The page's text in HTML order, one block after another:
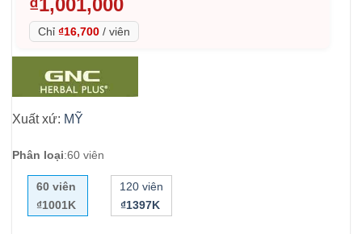
Chỉ ₫16,700 / viên
Xuất xứ: MỸ
Phân loại:60 viên
60 viên
₫1001K
120 viên
₫1397K